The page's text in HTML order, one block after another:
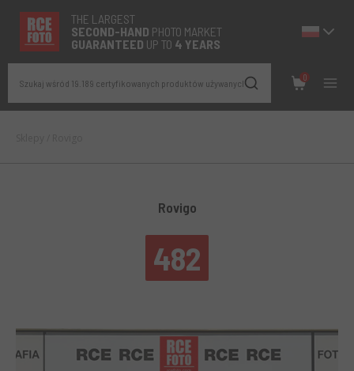
THE LARGEST
SECOND-HAND PHOTO MARKET
GUARANTEED UP TO 4 YEARS
Szukaj wśród 19.189 certyfikowanych produktów używanych
0
Rovigo
482